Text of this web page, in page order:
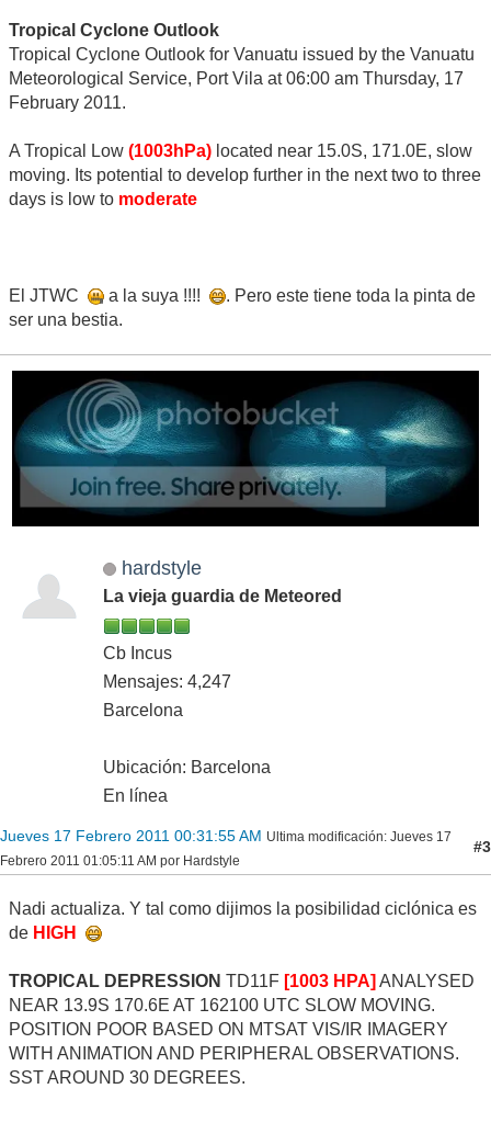
Tropical Cyclone Outlook
Tropical Cyclone Outlook for Vanuatu issued by the Vanuatu
Meteorological Service, Port Vila at 06:00 am Thursday, 17
February 2011.
A Tropical Low (1003hPa) located near 15.0S, 171.0E, slow
moving. Its potential to develop further in the next two to three
days is low to moderate
El JTWC a la suya !!!!
. Pero este tiene toda la pinta de
ser una bestia.
hardstyle
La vieja guardia de Meteored
Cb Incus
Mensajes: 4,247
Barcelona
Ubicación: Barcelona
En línea
Jueves 17 Febrero 2011 00:31:55 AM Ultima modificación: Jueves 17
Febrero 2011 01:05:11 AM por Hardstyle
#3
Nadi actualiza. Y tal como dijimos la posibilidad ciclónica es
de HIGH
TROPICAL DEPRESSION TD11F [1003 HPA] ANALYSED
NEAR 13.9S 170.6E AT 162100 UTC SLOW MOVING.
POSITION POOR BASED ON MTSAT VIS/IR IMAGERY
WITH ANIMATION AND PERIPHERAL OBSERVATIONS.
SST AROUND 30 DEGREES.